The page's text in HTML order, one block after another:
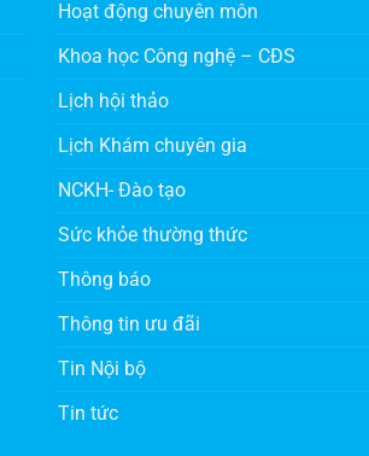
Hoạt động chuyên môn
Khoa học Công nghệ – CĐS
Lịch hội thảo
Lịch Khám chuyên gia
NCKH- Đào tạo
Sức khỏe thường thức
Thông báo
Thông tin ưu đãi
Tin Nội bộ
Tin tức